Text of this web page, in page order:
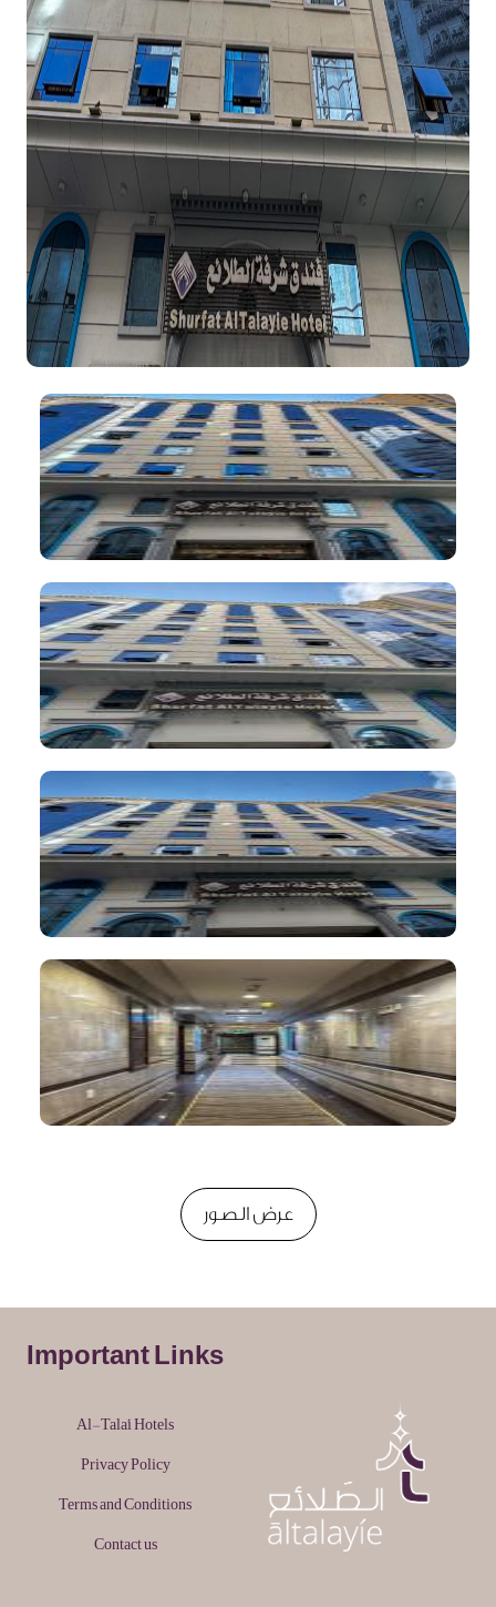
عرض الصور
Important Links
Al-Tala'i Hotels
Privacy Policy
Terms and Conditions
Contact us